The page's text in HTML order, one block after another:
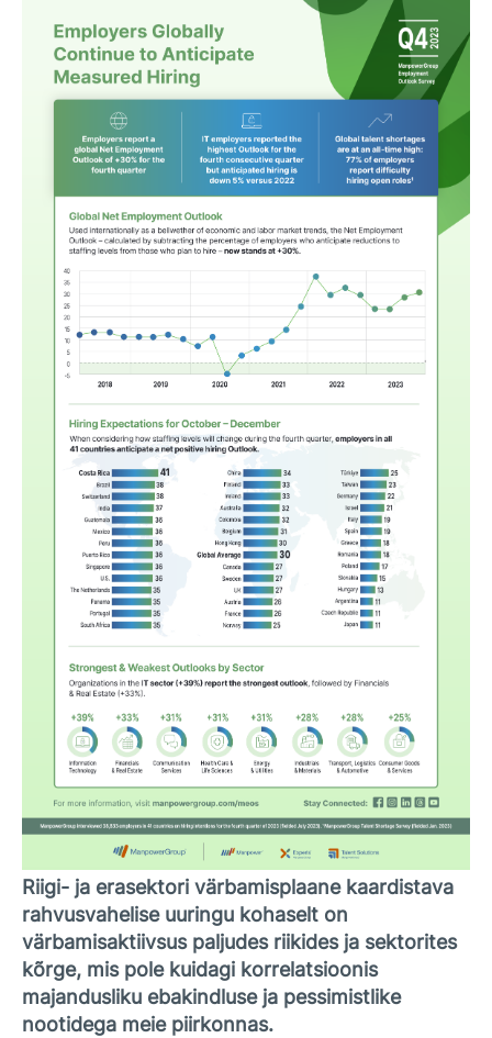
Riigi- ja erasektori värbamisplaane kaardistava
rahvusvahelise uuringu kohaselt on
värbamisaktiivsus paljudes riikides ja sektorites
kõrge, mis pole kuidagi korrelatsioonis
majandusliku ebakindluse ja pessimistlike
nootidega meie piirkonnas.